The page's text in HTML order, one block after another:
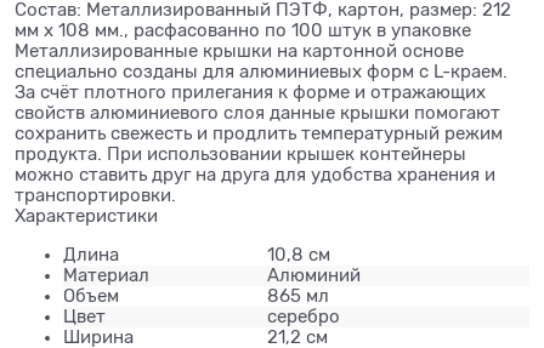
Состав: Металлизированный ПЭТФ, картон, размер: 212
мм х 108 мм., расфасованно по 100 штук в упаковке
Металлизированные крышки на картонной основе
специально созданы для алюминиевых форм с L-краем.
За счёт плотного прилегания к форме и отражающих
свойств алюминиевого слоя данные крышки помогают
сохранить свежесть и продлить температурный режим
продукта. При использовании крышек контейнеры
можно ставить друг на друга для удобства хранения и
транспортировки.
Характеристики
Длина
10,8 см
Материал
Алюминий
Объем
865 мл
Цвет
серебро
Ширина
21,2 см